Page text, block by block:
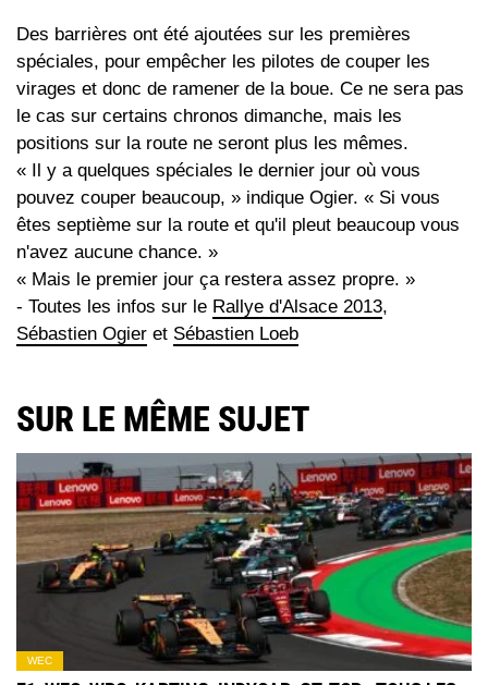
Des barrières ont été ajoutées sur les premières
spéciales, pour empêcher les pilotes de couper les
virages et donc de ramener de la boue. Ce ne sera pas
le cas sur certains chronos dimanche, mais les
positions sur la route ne seront plus les mêmes.
« Il y a quelques spéciales le dernier jour où vous
pouvez couper beaucoup, » indique Ogier. « Si vous
êtes septième sur la route et qu'il pleut beaucoup vous
n'avez aucune chance. »
« Mais le premier jour ça restera assez propre. »
- Toutes les infos sur le Rallye d'Alsace 2013,
Sébastien Ogier et Sébastien Loeb
SUR LE MÊME SUJET
WEC